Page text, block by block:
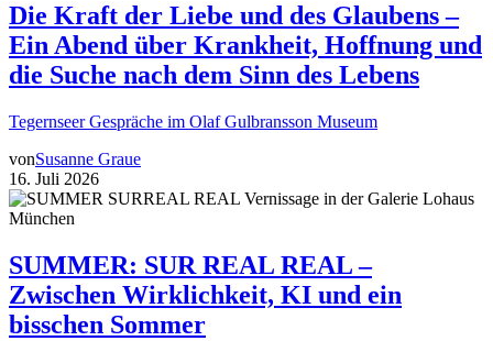
Die Kraft der Liebe und des Glaubens –
Ein Abend über Krankheit, Hoffnung und
die Suche nach dem Sinn des Lebens
Tegernseer Gespräche im Olaf Gulbransson Museum
vonSusanne Graue
16. Juli 2026
SUMMER: SUR REAL REAL –
Zwischen Wirklichkeit, KI und ein
bisschen Sommer